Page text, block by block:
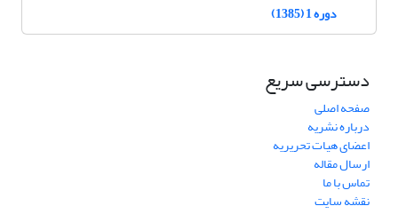
دوره 1 (1385)
دسترسی سریع
صفحه اصلی
درباره نشریه
اعضای هیات تحریریه
ارسال مقاله
تماس با ما
نقشه سایت